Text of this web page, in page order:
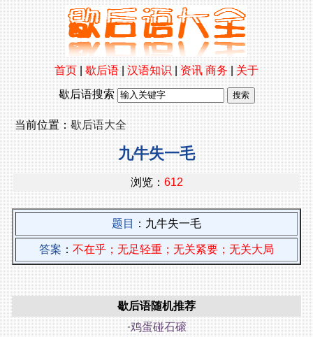
首页|歇后语|汉语知识|资讯 商务|关于
歇后语搜索
当前位置：歇后语大全
九牛失一毛
浏览： 612
题目 ：九牛失一毛
答案 ： 不在乎；无足轻重；无关紧要；无关大局
歇后语随机推荐
·鸡蛋碰石磙